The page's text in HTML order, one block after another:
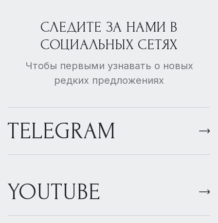
СЛЕДИТЕ ЗА НАМИ В
СОЦИАЛЬНЫХ СЕТЯХ
Чтобы первыми узнавать о новых
редких предложениях
TELEGRAM
YOUTUBE